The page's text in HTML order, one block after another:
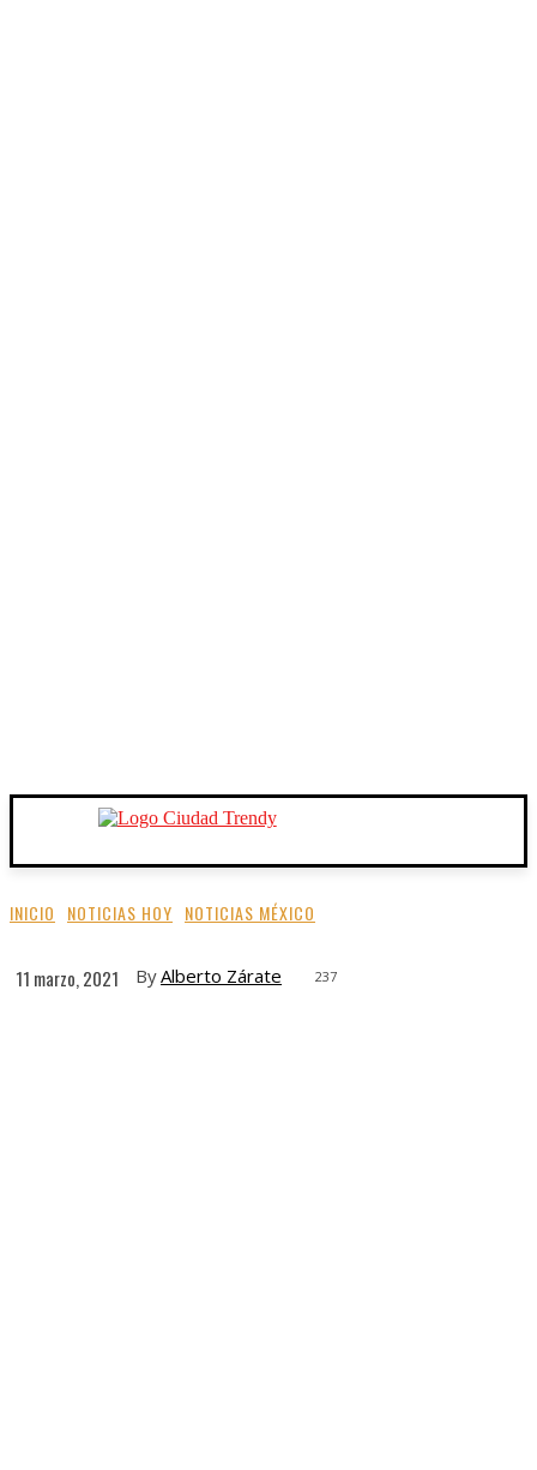
INICIO NOTICIAS HOY NOTICIAS MÉXICO
11 marzo, 2021 ByAlberto Zárate 237